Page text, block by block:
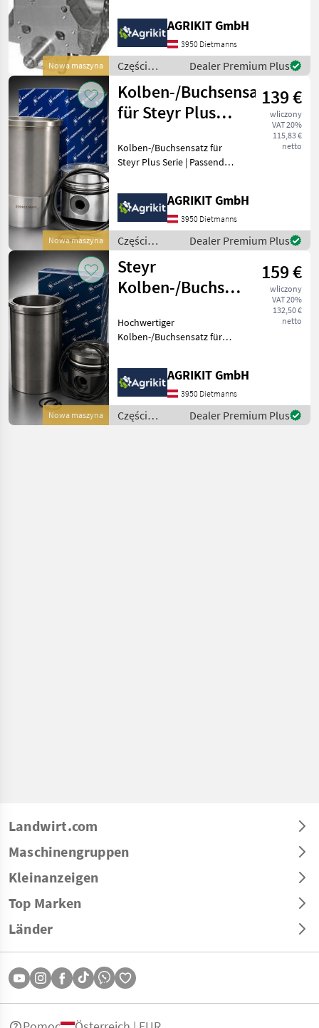
Nowa maszyna
Landini sowie weitere
Modelle. Hochwertiger
Perkins Short Motor –
Fachgerecht
AGRIKIT GmbH
3950 Dietmanns
Części
zamienne do
maszyn
rolniczych /
Lindner
Dealer Premium Plus
Nowa maszyna
Kolben-/Buchsensatz
für Steyr Plus
139 €
wliczony
VAT 20%
115,83 €
netto
Kolben-/Buchsensatz für
Steyr Plus Serie | Passend
& 768 Hochwertiger
Kolben-/Buchsensatz für
Steyr Plus Tra
AGRIKIT GmbH
3950 Dietmanns
Części
zamienne do
maszyn
rolniczych /
Steyr
Dealer Premium Plus
Nowa maszyna
Steyr
Kolben-/Buchsensatz
3, TD226-4 & T
159 €
wliczony
VAT 20%
132,50 €
netto
Hochwertiger
Kolben-/Buchsensatz für
Kolben-/Buchsensatz für
MWM-Dieselmotoren eignet
sich ideal für die
professionelle Motor
AGRIKIT GmbH
3950 Dietmanns
Części
zamienne do
Dealer Premium Plus
Landwirt.com
Maschinengruppen
Kleinanzeigen
Top Marken
Länder